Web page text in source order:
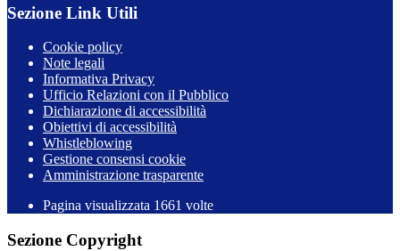
Sezione Link Utili
Cookie policy
Note legali
Informativa Privacy
Ufficio Relazioni con il Pubblico
Dichiarazione di accessibilità
Obiettivi di accessibilità
Whistleblowing
Gestione consensi cookie
Amministrazione trasparente
Pagina visualizzata 1661 volte
Sezione Copyright